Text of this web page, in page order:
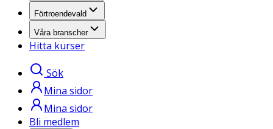
Förtroendevald
Våra branscher
Hitta kurser
Sök
Mina sidor
Mina sidor
Bli medlem